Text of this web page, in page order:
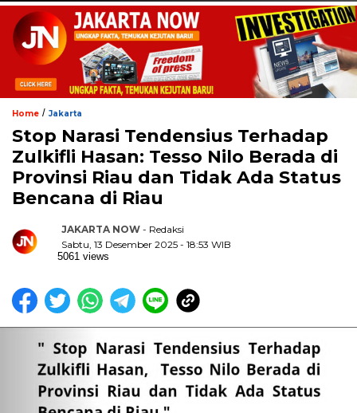
Home / Jakarta
Stop Narasi Tendensius Terhadap
Zulkifli Hasan: Tesso Nilo Berada di
Provinsi Riau dan Tidak Ada Status
Bencana di Riau
JAKARTA NOW - Redaksi
Sabtu, 13 Desember 2025 - 18:53 WIB
5061 views